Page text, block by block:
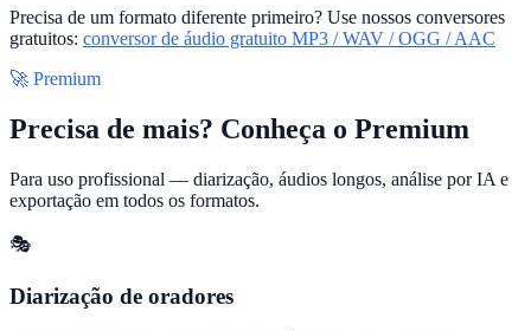
Precisa de um formato diferente primeiro? Use nossos conversores
gratuitos: conversor de áudio gratuito MP3 / WAV / OGG / AAC
🚀 Premium
Precisa de mais? Conheça o Premium
Para uso profissional — diarização, áudios longos, análise por IA e
exportação em todos os formatos.
🎭
Diarização de oradores